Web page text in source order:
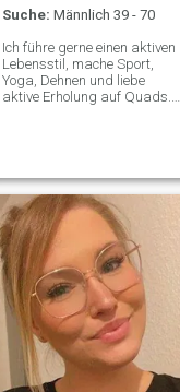
Suche: Männlich 39 - 70
Ich führe gerne einen aktiven
Lebensstil, mache Sport,
Yoga, Dehnen und liebe
aktive Erholung auf Quads.
kochen und meine Energie
und Leidenschaft für das
Leben machen jeden Tag hell
und intensiv, aber tief in mir
träume ich davon, jemanden
zu finden, der diese Momente
mit mir teilt.